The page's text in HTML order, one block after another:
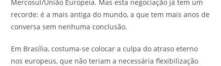
Mercosul/União Europeia. Mas esta negociação já tem um
recorde: é a mais antiga do mundo, a que tem mais anos de
conversa sem nenhuma conclusão.
Em Brasília, costuma-se colocar a culpa do atraso eterno
nos europeus, que não teriam a necessária flexibilização